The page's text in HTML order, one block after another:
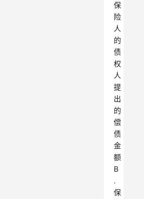
保
险
人
的
债
权
人
提
出
的
偿
债
金
额
B
.
保